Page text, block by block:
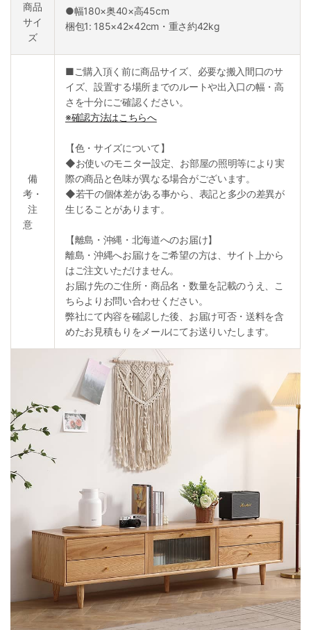
商品
サイ
ズ
●幅180×奥40×高45cm
梱包1: 185×42×42cm・重さ約42kg
備
考・
注
意
■ご購入頂く前に商品サイズ、必要な搬入間口のサ
イズ、設置する場所までのルートや出入口の幅・高
さを十分にご確認ください。
※確認方法はこちらへ
【色・サイズについて】
◆お使いのモニター設定、お部屋の照明等により実
際の商品と色味が異なる場合がございます。
◆若干の個体差がある事から、表記と多少の差異が
生じることがあります。
【離島・沖縄・北海道へのお届け】
離島・沖縄へお届けをご希望の方は、サイト上から
はご注文いただけません。
お届け先のご住所・商品名・数量を記載のうえ、こ
ちらよりお問い合わせください。
弊社にて内容を確認した後、お届け可否・送料を含
めたお見積もりをメールにてお送りいたします。